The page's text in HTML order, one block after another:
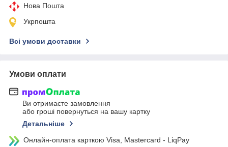
Нова Пошта
Укрпошта
Всі умови доставки
Умови оплати
Ви отримаєте замовлення
або гроші повернуться на вашу картку
Детальніше
Онлайн-оплата карткою Visa, Mastercard - LiqPay